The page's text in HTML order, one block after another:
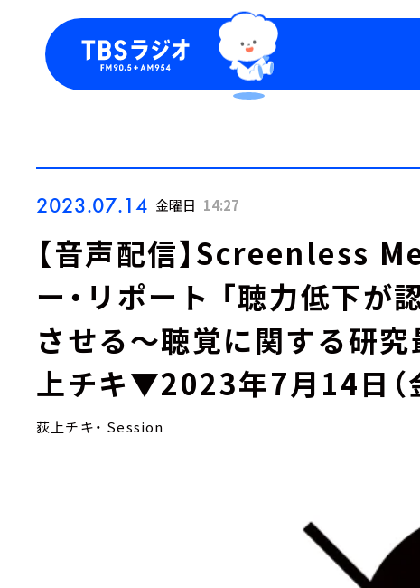
2023.07.14 金曜日 14:27
【音声配信】Screenless
ー・リポート 「聴力低下が
させる～聴覚に関する研
上チキ▼2023年7月14日（
荻上チキ・ Session